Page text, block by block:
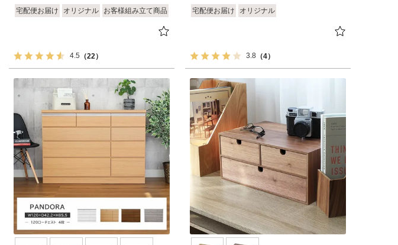
宅配便お届け オリジナル お客様組み立て商品
4.5 （22）
宅配便お届け オリジナル
3.8 （4）